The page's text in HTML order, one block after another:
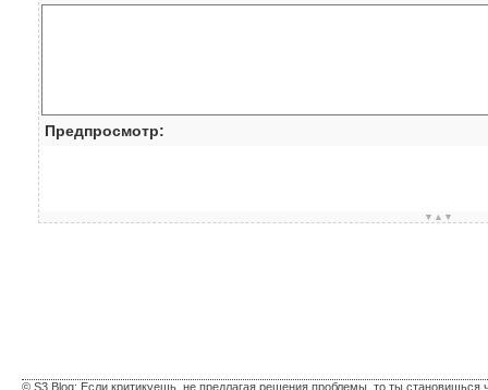
Предпросмотр:
▼▲▼
© S3.Blog: Если критикуешь, не предлагая решения проблемы, то ты становишься